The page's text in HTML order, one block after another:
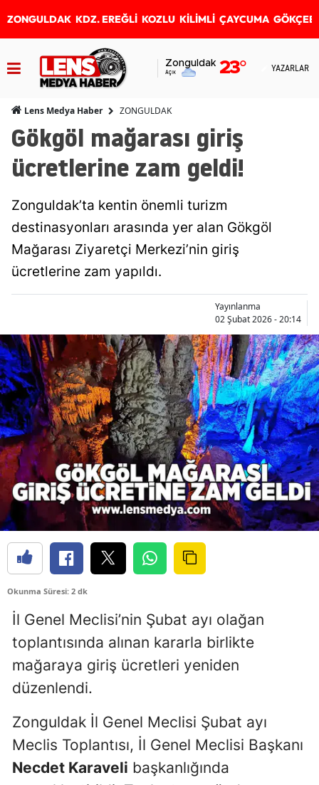
ZONGULDAK KDZ. EREĞLİ KOZLU KİLİMLİ ÇAYCUMA
Zonguldak
Açık 23° YAZARLAR
Lens Medya Haber ZONGULDAK
Gökgöl mağarası giriş
ücretlerine zam geldi!
Zonguldak’ta kentin önemli turizm
destinasyonları arasında yer alan Gökgöl
Mağarası Ziyaretçi Merkezi’nin giriş
ücretlerine zam yapıldı.
Yayınlanma
02 Şubat 2026 - 20:14
Okunma Süresi: 2 dk
İl Genel Meclisi’nin Şubat ayı olağan
toplantısında alınan kararla birlikte
mağaraya giriş ücretleri yeniden
düzenlendi.
Zonguldak İl Genel Meclisi Şubat ayı
Meclis Toplantısı, İl Genel Meclisi Başkanı
Necdet Karaveli başkanlığında